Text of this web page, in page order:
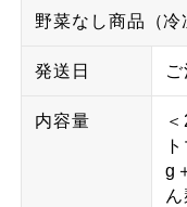
野菜なし商品（冷
発送日
内容量
g